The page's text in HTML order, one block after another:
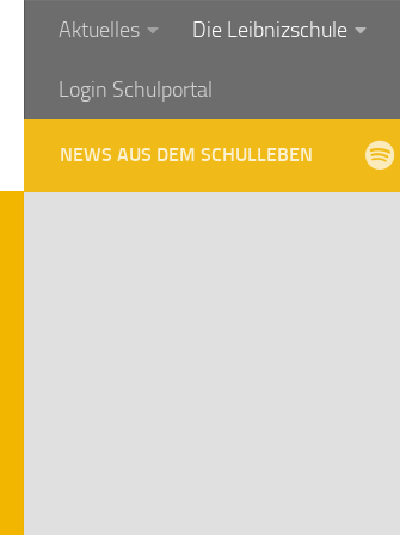
Zum Inhalt springen
Aktuelles Die Leibnizschule
Login Schulportal
NEWS AUS DEM SCHULLEBEN